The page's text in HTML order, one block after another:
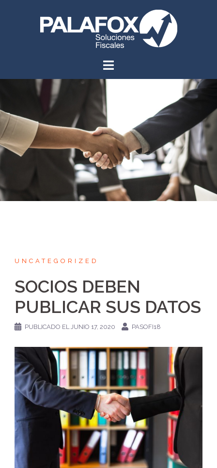
UNCATEGORIZED
SOCIOS DEBEN
PUBLICAR SUS DATOS
PUBLICADO ELJUNIO 17, 2020 PASOFI18